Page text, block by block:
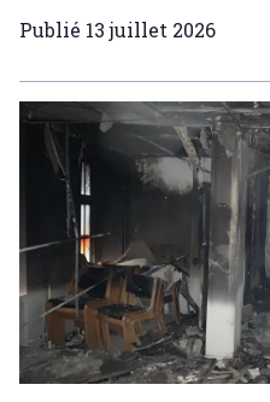
Publié 13 juillet 2026